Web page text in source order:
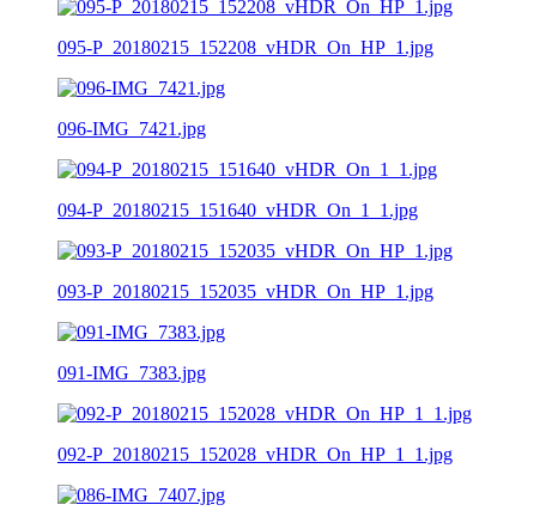
095-P_20180215_152208_vHDR_On_HP_1.jpg
096-IMG_7421.jpg
094-P_20180215_151640_vHDR_On_1_1.jpg
093-P_20180215_152035_vHDR_On_HP_1.jpg
091-IMG_7383.jpg
092-P_20180215_152028_vHDR_On_HP_1_1.jpg